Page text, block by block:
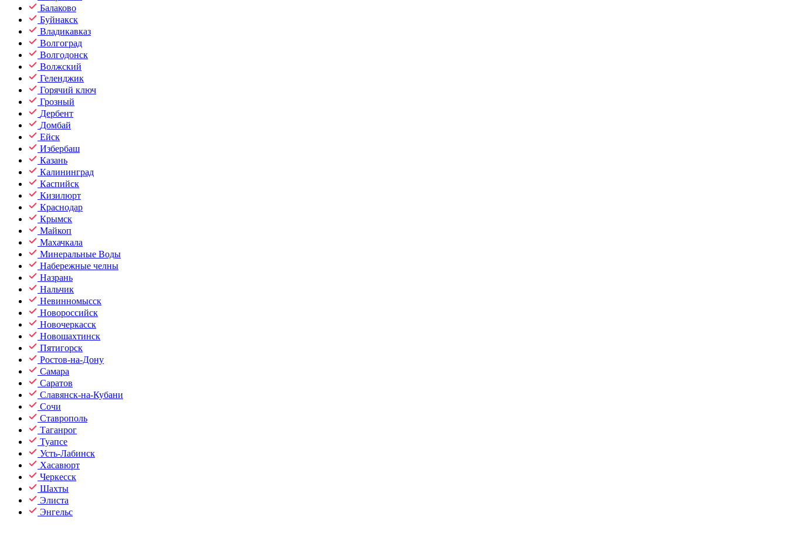
Балаково
Буйнакск
Владикавказ
Волгоград
Волгодонск
Волжский
Геленджик
Горячий ключ
Грозный
Дербент
Домбай
Ейск
Избербаш
Казань
Калининград
Каспийск
Кизилюрт
Краснодар
Крымск
Майкоп
Махачкала
Минеральные Воды
Набережные челны
Назрань
Нальчик
Невинномысск
Новороссийск
Новочеркасск
Новошахтинск
Пятигорск
Ростов-на-Дону
Самара
Саратов
Славянск-на-Кубани
Сочи
Ставрополь
Таганрог
Туапсе
Усть-Лабинск
Хасавюрт
Черкесск
Шахты
Элиста
Энгельс